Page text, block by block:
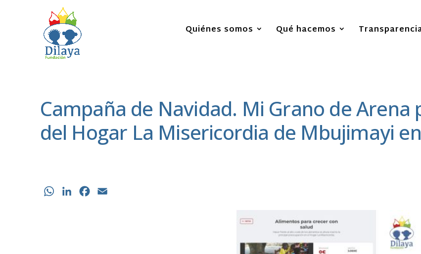
Quiénes somos Qué hacemos
Campaña de Navidad. Mi Grano de Arena
del Hogar La Misericordia de Mbujimayi
WhatsAppLinkedInFacebook